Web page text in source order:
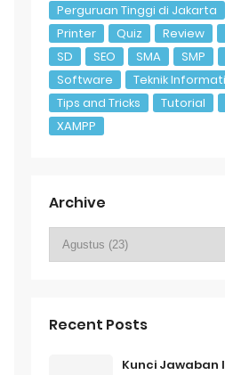
Perguruan Tinggi di Jakarta
Printer
Quiz Review
SD
SEO SMA SMP
Software
Teknik
Tips and Tricks
Tutorial
XAMPP
Archive
Recent Posts
Kunci Jawaban